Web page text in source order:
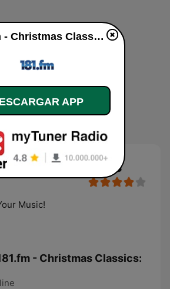
Classics
Music!
- Christmas Classics:
181.fm - Christmas Classics en vivo
APP